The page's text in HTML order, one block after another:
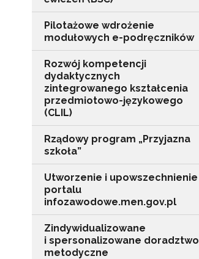
Pilotażowe wdrożenie
modułowych e-podręczników
Rozwój kompetencji
dydaktycznych
zintegrowanego kształcenia
przedmiotowo-językowego
(CLIL)
Rządowy program „Przyjazna
szkoła”
Utworzenie i upowszechnienie
portalu
infozawodowe.men.gov.pl
Zindywidualizowane
i spersonalizowane doradztwo
metodyczne